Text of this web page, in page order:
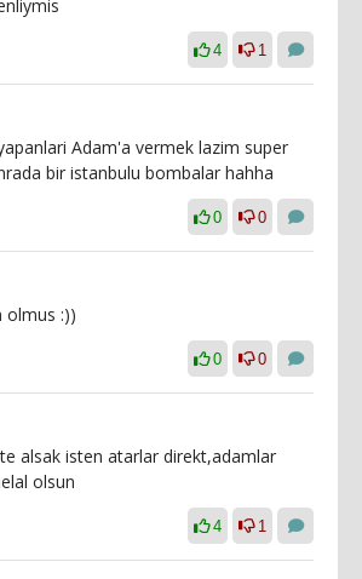
4 1
Adam'a vermek lazim super
bir istanbulu bombalar hahha
0 0
olmus :))
0 0
alsak isten atarlar direkt,adamlar
olsun
4 1